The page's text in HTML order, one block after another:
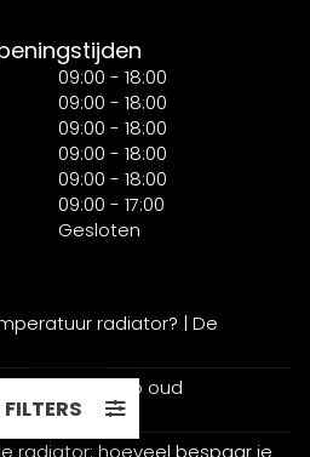
09:00 - 18:00
09:00 - 18:00
09:00 - 18:00
09:00 - 18:00
09:00 - 18:00
09:00 - 17:00
Gesloten
radiator? | De
past het op oud
radiator: hoeveel bespaar je
FILTERS